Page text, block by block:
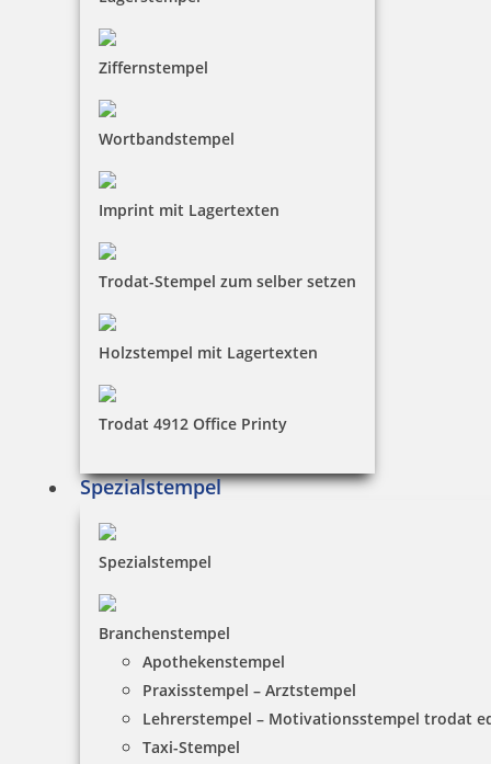
Ziffernstempel
Wortbandstempel
Imprint mit Lagertexten
Trodat-Stempel zum selber setzen
Holzstempel mit Lagertexten
Trodat 4912 Office Printy
Spezialstempel
Spezialstempel
Branchenstempel
Apothekenstempel
Praxisstempel – Arztstempel
Lehrerstempel – Motivationsstempel trodat
Taxi-Stempel